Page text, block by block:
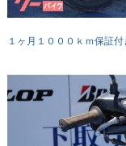
１ヶ月１０００ｋｍ保証付